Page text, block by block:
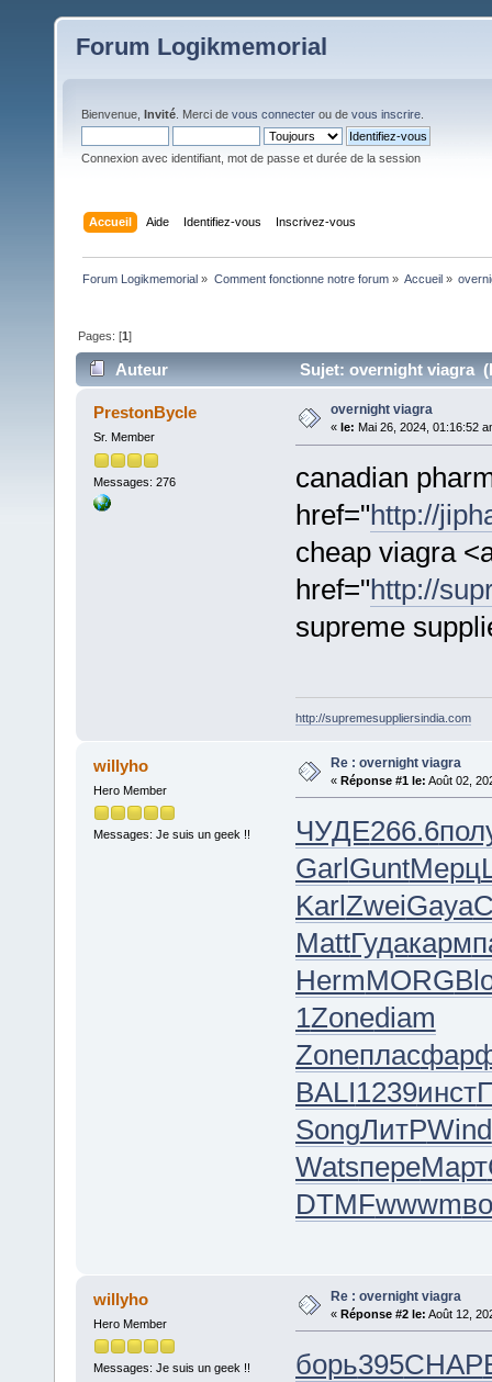
Forum Logikmemorial
Bienvenue, Invité . Merci de vous connecter ou de vous inscrire
Connexion avec identifiant, mot de passe et durée de la session
Accueil Aide Identifiez-vous Inscrivez-vous
Forum Logikmemorial » Comment fonctionne notre forum» Accueil»
Pages: [1]
Auteur Sujet: overnight viagra
PrestonBycle
Sr. Member
Messages: 276
overnight viagra
« le: Mai 26, 2024, 01:16:52
canadian
href="http://
cheap viagra
href="http://
supreme
http://supremesuppliersindia.com
willyho
Hero Member
Messages: Je suis un geek !!
Re : overnight viagra
« Réponse #1 le: Août 02,
ЧУДЕ266.6
GarlGuntМерц
KarlZweiGaya
MattГудакарм
HermMORG
1Zonediam
Zoneплас
BALI1239инст
SongЛитРWind
WatsпереМарт
DTMFwwwm
willyho
Hero Member
Messages: Je suis un geek !!
Re : overnight viagra
« Réponse #2 le: Août 12,
борь395CHAP